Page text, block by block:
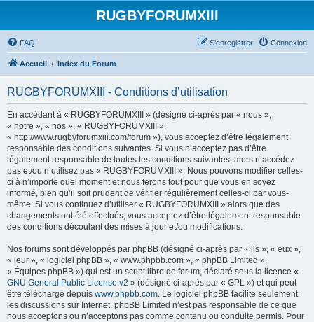
RUGBYFORUMXIII
FAQ Connexion
S’enregistrer
Accueil Index du Forum
RUGBYFORUMXIII - Conditions d’utilisation
En accédant à « RUGBYFORUMXIII » (désigné ci-après par « nous »,
« notre », « nos », « RUGBYFORUMXIII »,
« http://www.rugbyforumxiii.com/forum »), vous acceptez d’être légalement
responsable des conditions suivantes. Si vous n’acceptez pas d’être
légalement responsable de toutes les conditions suivantes, alors n’accédez
pas et/ou n’utilisez pas « RUGBYFORUMXIII ». Nous pouvons modifier celles-
ci à n’importe quel moment et nous ferons tout pour que vous en soyez
informé, bien qu’il soit prudent de vérifier régulièrement celles-ci par vous-
même. Si vous continuez d’utiliser « RUGBYFORUMXIII » alors que des
changements ont été effectués, vous acceptez d’être légalement responsable
des conditions découlant des mises à jour et/ou modifications.
Nos forums sont développés par phpBB (désigné ci-après par « ils », « eux »,
« leur », « logiciel phpBB », « www.phpbb.com », « phpBB Limited »,
« Équipes phpBB ») qui est un script libre de forum, déclaré sous la licence «
GNU General Public License v2 » (désigné ci-après par « GPL ») et qui peut
être téléchargé depuis www.phpbb.com. Le logiciel phpBB facilite seulement
les discussions sur Internet. phpBB Limited n’est pas responsable de ce que
nous acceptons ou n’acceptons pas comme contenu ou conduite permis. Pour